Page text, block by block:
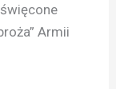
Armii